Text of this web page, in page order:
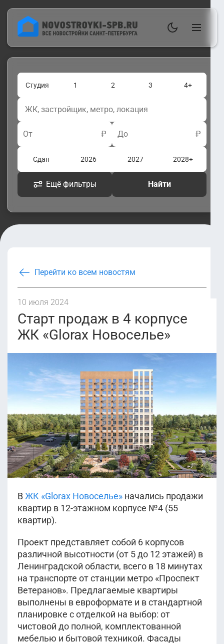
Студия 1 2 3 4+
От ₽ До ₽
Сдан 2026 2027 2028+
Ещё фильтры Найти
Перейти ко всем новостям
10 июля 2024
Старт продаж в 4 корпусе
ЖК «Glorax Новоселье»
ВЖК «Glorax Новоселье» начались продажи
квартир в 12-этажном корпусе №4 (55
квартир).
Проект представляет собой 6 корпусов
различной высотности (от 5 до 12 этажей) в
Ленинградской области, всего в 18 минутах
на транспорте от станции метро «Проспект
Ветеранов». Предлагаемые квартиры
выполнены в евроформате и в стандартной
планировке с отделкой на выбор: от
чистовой до полной, комплектованной
мебелью и бытовой техникой. Фасады